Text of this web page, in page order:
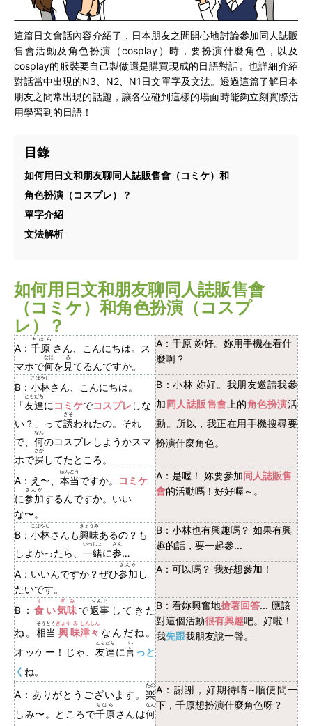
這篇日文會話內容介紹了，日本朋友之間開心地討論參加同人誌販
售會活動及角色扮演（cosplay）時，要扮演什麼角色，以及
cosplay的服裝要自己製做還是購買現成的日語對話。也詳細介紹
對話當中出現的N3、N2、N1日文單字及文法。透過這篇了解日本
朋友之間常出現的話題，讓各位碰到這樣的場面時能夠立刻實際活
用學習到的日語！
目錄
如何用日文和朋友聊同人誌販售會（コミケ）和
角色扮演（コスプレ）？
單字介紹
文法解析
如何用日文和朋友聊同人誌販售會
（コミケ）和角色扮演（コスプ
レ）？
A： 千原
ちはら
さん、こんにちは。ス
マホで何
なに
を 見
み
てるんですか。
A：千原 妳好。妳用手機在看什
麼啊？
B： 小林
こばやし
さん、こんにちは。
「友達
ともだち
に コミケでコスプレ しな
い？」って誘
さそ
われたの。それ
で、 何
なん
のコスプレしようかスマ
ホで探
さが
してたところ。
B：小林 妳好。我朋友邀請我參
加同人誌販售會 上的角色扮演活
動。所以，我正在用手機搜尋要
扮演什麼角色。
A：え〜、 本当
ほんとう
ですか。
コミケ
に参加
さんか
するんですか。いい
な〜。
A：是喔！ 妳要參加同人誌販售
會的活動嗎！好好喔～。
B： 小林
こばやし
さんも興味
きょうみ
あるの？も
しよかったら、 一緒
いっしょ
に参
さん
…
B：小林也有興趣嗎？ 如果有興
趣的話，要一起參...
A：いいんですか？ぜひ参加
さんか
し
たいです。
A：可以嗎？ 我好想參加！
B： 食
く
い気味
ぎみ
で返事
へんじ
してきた
ね。 相当
そうとう
興
きょう
味
み
津々
しんしん
なんだね。
オッケー！じゃ、 友達
ともだち
に言
い
っと
く ね。
B：看妳興奮地搶著回答... 應該
對這個活動很有興趣吧。好啦！
我先跟我朋友說一聲。
A：ありがとうございます。 楽
たの
しみ〜。ところで千原
ちはら
さんは何
なん
A：謝謝，好期待唷~順便問一
下，千原想扮演什麼角色呀？